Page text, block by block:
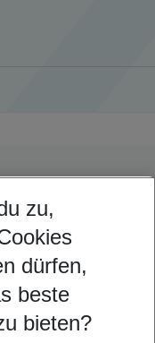
zu,
dürfen,
beste
bieten?